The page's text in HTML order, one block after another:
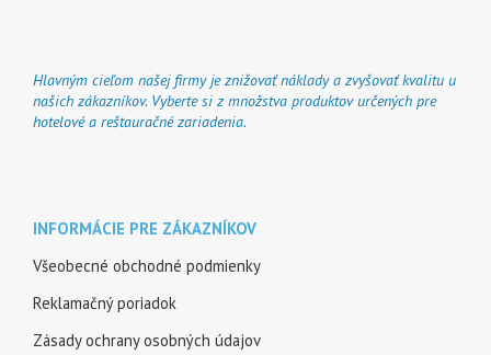
Hlavným cieľom našej firmy je znižovať náklady a zvyšovať kvalitu u
našich zákazníkov. Vyberte si z množstva produktov určených pre
hotelové a reštauračné zariadenia.
INFORMÁCIE PRE ZÁKAZNÍKOV
Všeobecné obchodné podmienky
Reklamačný poriadok
Zásady ochrany osobných údajov